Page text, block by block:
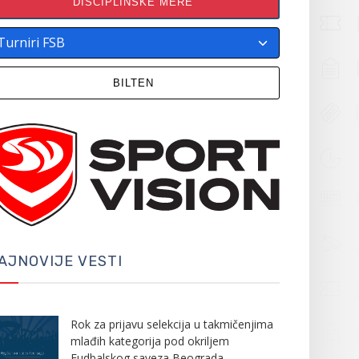
BILTEN
VESTI
Rok za prijavu selekcija u takmičenjima
mlađih kategorija pod okriljem